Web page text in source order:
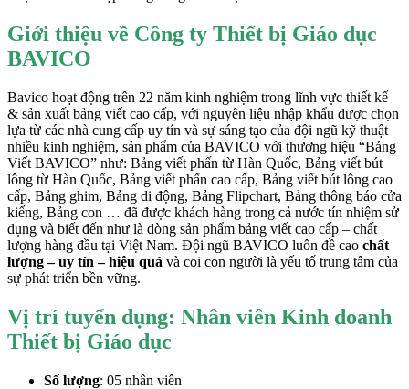
Giới thiệu về Công ty Thiết bị Giáo dục
BAVICO
Bavico hoạt động trên 22 năm kinh nghiệm trong lĩnh vực thiết kế
& sản xuất bảng viết cao cấp, với nguyên liệu nhập khẩu được chọn
lựa từ các nhà cung cấp uy tín và sự sáng tạo của đội ngũ kỹ thuật
nhiều kinh nghiệm, sản phẩm của BAVICO với thương hiệu “Bảng
Viết BAVICO” như: Bảng viết phấn từ Hàn Quốc, Bảng viết bút
lông từ Hàn Quốc, Bảng viết phấn cao cấp, Bảng viết bút lông cao
cấp, Bảng ghim, Bảng di động, Bảng Flipchart, Bảng thông báo cửa
kiếng, Bảng con … đã được khách hàng trong cả nước tín nhiệm sử
dụng và biết đến như là dòng sản phẩm bảng viết cao cấp – chất
lượng hàng đầu tại Việt Nam. Đội ngũ BAVICO luôn đề cao chất
lượng – uy tín – hiệu quả và coi con người là yếu tố trung tâm của
sự phát triển bền vững.
Vị trí tuyển dụng: Nhân viên Kinh doanh
Thiết bị Giáo dục
Số lượng: 05 nhân viên